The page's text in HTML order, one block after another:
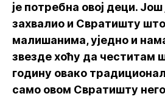
је потребна овој деци.
захвалио и Свратишту
малишанима, уједно и
звезде хоћу да честитам
годину овако
само овом Свратишту